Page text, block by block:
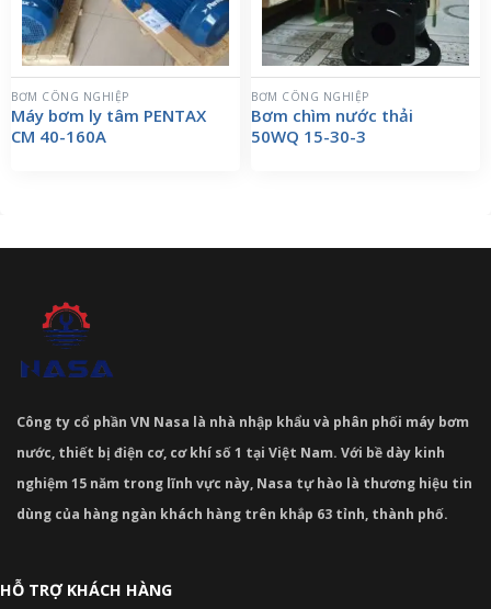
BƠM CÔNG NGHIỆP
Máy bơm ly tâm PENTAX
CM 40-160A
BƠM CÔNG NGHIỆP
Bơm chìm nước thải
50WQ 15-30-3
Công ty cổ phần VN Nasa là nhà nhập khẩu và phân phối máy bơm
nước, thiết bị điện cơ, cơ khí số 1 tại Việt Nam. Với bề dày kinh
nghiệm 15 năm trong lĩnh vực này, Nasa tự hào là thương hiệu tin
dùng của hàng ngàn khách hàng trên khắp 63 tỉnh, thành phố.
HỖ TRỢ KHÁCH HÀNG